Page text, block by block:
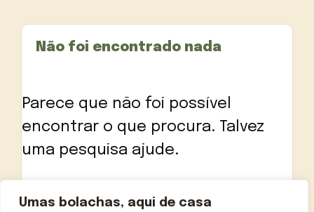
Umas bolachas, aqui de casa
Não foi encontrado nada
Parece que não foi possível
encontrar o que procura. Talvez
uma pesquisa ajude.
Pesquisar